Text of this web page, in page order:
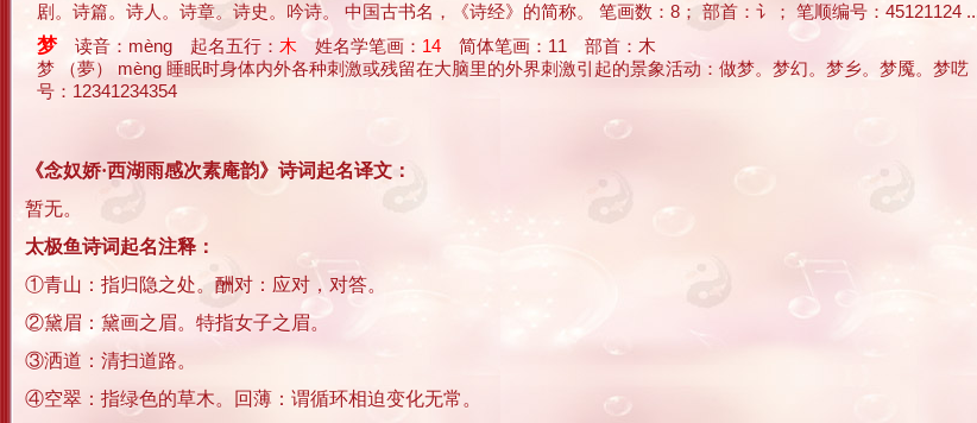
剧。诗篇。诗人。诗章。诗史。吟诗。 中国古书名，《诗经》的简称。 笔画数：8； 部首：讠； 笔顺编号：45121124
梦读音：mèng 起名五行： 木 姓名学笔画： 14 简体笔画：11 部首：木
梦 （夢） mèng 睡眠时身体内外各种刺激或残留在大脑里的外界刺激引起的景象活动：做梦。梦幻。梦乡。梦魇。梦
号：12341234354
《念奴娇·西湖雨感次素庵韵》诗词起名译文：
暂无。
太极鱼诗词起名注释：
①青山：指归隐之处。酬对：应对，对答。
②黛眉：黛画之眉。特指女子之眉。
③洒道：清扫道路。
④空翠：指绿色的草木。回薄：谓循环相迫变化无常。